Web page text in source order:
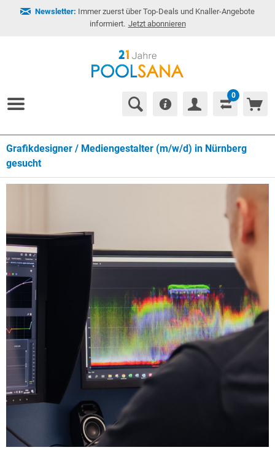
Newsletter: Immer zuerst über Top-Deals und Knaller-Angebote
informiert. Jetzt abonnieren
0
Grafikdesigner / Mediengestalter (m/w/d) in Nürnberg
gesucht